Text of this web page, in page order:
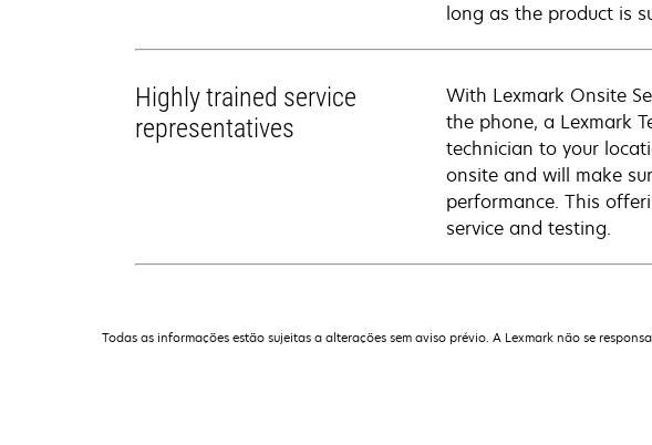
long as the product is
Highly trained service
representatives
With Lexmark Onsite
the phone, a Lexmark
technician to your
onsite and will make
performance. This
service and testing.
Todas as informações estão sujeitas a alterações sem aviso prévio. A Lexmark não se